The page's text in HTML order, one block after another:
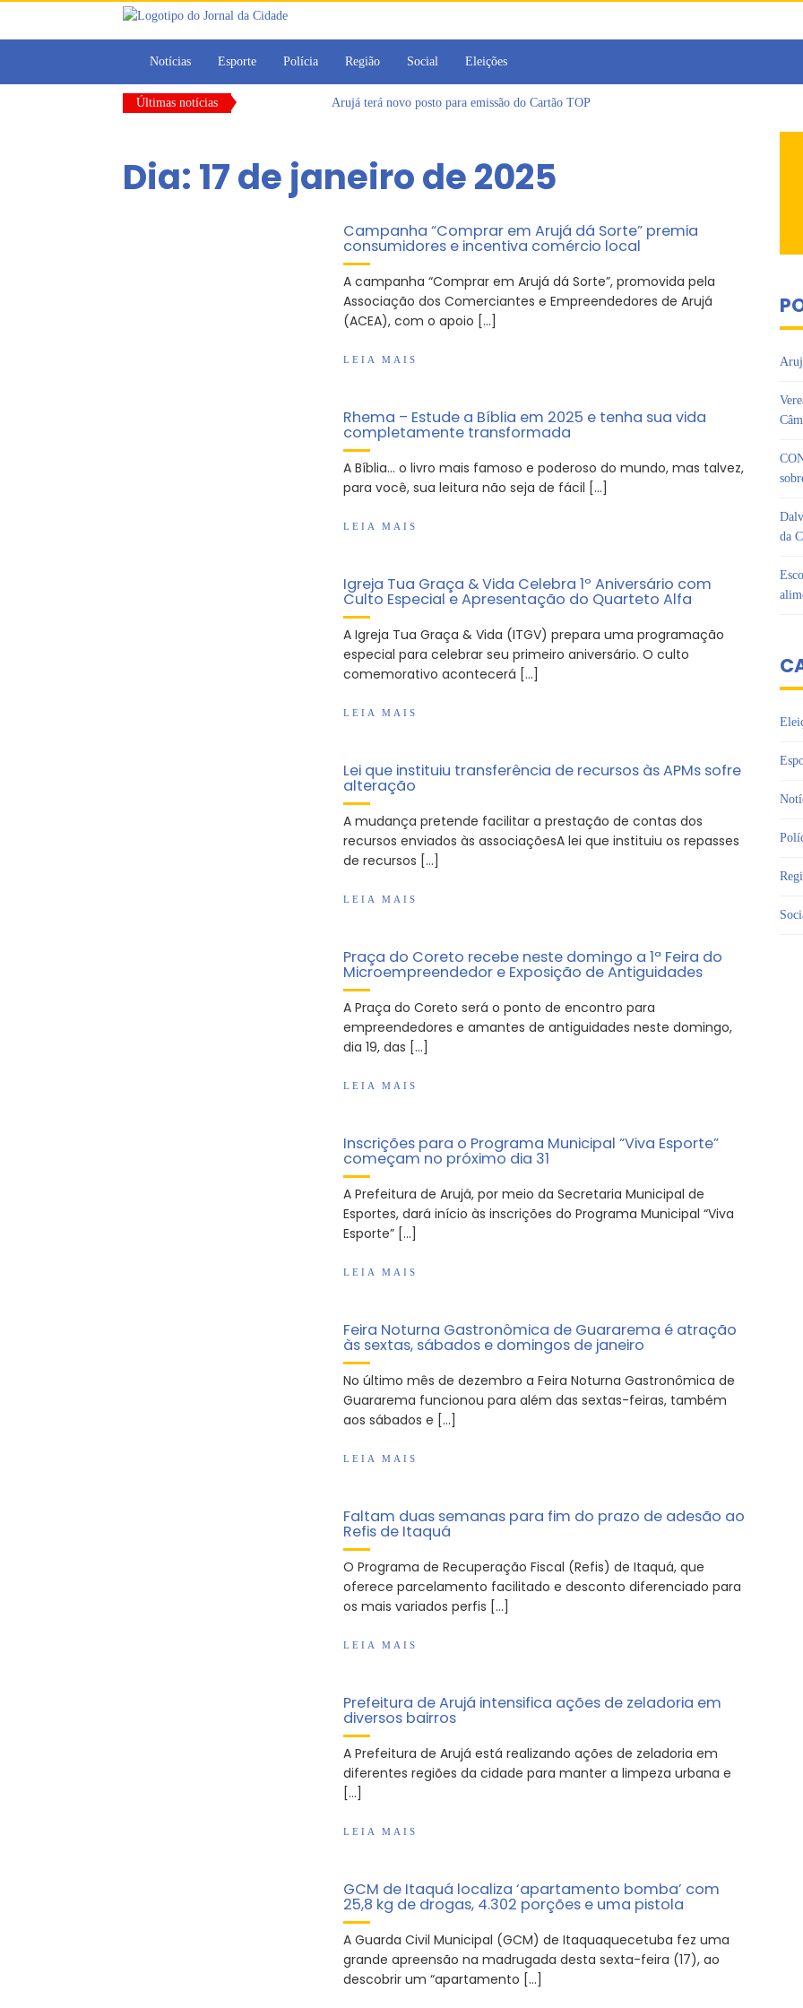
Notícias Esporte Polícia Região Social Eleições
Últimas notícias
Arujá terá novo posto para emissão do Cartão TOP
Dalvana Penha toma posse como vereadora durante sessão da Câmara de Arujá
Escola do Legislativo de Arujá entrega 1 tonelada de alimentos ao Fundo Social do município
Dia: 17 de janeiro de 2025
Campanha “Comprar em Arujá dá Sorte” premia
consumidores e incentiva comércio local
A campanha “Comprar em Arujá dá Sorte”, promovida pela
Associação dos Comerciantes e Empreendedores de Arujá
(ACEA), com o apoio […]
LEIA MAIS
Rhema – Estude a Bíblia em 2025 e tenha sua vida
completamente transformada
A Bíblia… o livro mais famoso e poderoso do mundo, mas talvez,
para você, sua leitura não seja de fácil […]
LEIA MAIS
Igreja Tua Graça & Vida Celebra 1º Aniversário com
Culto Especial e Apresentação do Quarteto Alfa
A Igreja Tua Graça & Vida (ITGV) prepara uma programação
especial para celebrar seu primeiro aniversário. O culto
comemorativo acontecerá […]
LEIA MAIS
Lei que instituiu transferência de recursos às APMs sofre
alteração
A mudança pretende facilitar a prestação de contas dos
recursos enviados às associaçõesA lei que instituiu os repasses
de recursos […]
LEIA MAIS
Praça do Coreto recebe neste domingo a 1ª Feira do
Microempreendedor e Exposição de Antiguidades
A Praça do Coreto será o ponto de encontro para
empreendedores e amantes de antiguidades neste domingo,
dia 19, das […]
LEIA MAIS
Inscrições para o Programa Municipal “Viva Esporte”
começam no próximo dia 31
A Prefeitura de Arujá, por meio da Secretaria Municipal de
Esportes, dará início às inscrições do Programa Municipal “Viva
Esporte” […]
LEIA MAIS
Feira Noturna Gastronômica de Guararema é atração
às sextas, sábados e domingos de janeiro
No último mês de dezembro a Feira Noturna Gastronômica de
Guararema funcionou para além das sextas-feiras, também
aos sábados e […]
LEIA MAIS
Faltam duas semanas para fim do prazo de adesão ao
Refis de Itaquá
O Programa de Recuperação Fiscal (Refis) de Itaquá, que
oferece parcelamento facilitado e desconto diferenciado para
os mais variados perfis […]
LEIA MAIS
Prefeitura de Arujá intensifica ações de zeladoria em
diversos bairros
A Prefeitura de Arujá está realizando ações de zeladoria em
diferentes regiões da cidade para manter a limpeza urbana e
[…]
LEIA MAIS
GCM de Itaquá localiza ‘apartamento bomba’ com
25,8 kg de drogas, 4.302 porções e uma pistola
A Guarda Civil Municipal (GCM) de Itaquaquecetuba fez uma
grande apreensão na madrugada desta sexta-feira (17), ao
descobrir um “apartamento […]
da